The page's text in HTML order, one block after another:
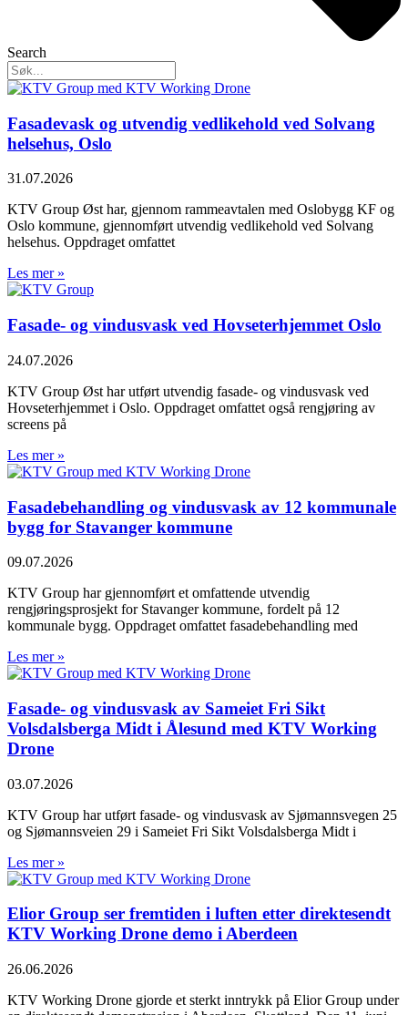
Search
Fasadevask og utvendig vedlikehold ved Solvang
helsehus, Oslo
31.07.2026
KTV Group Øst har, gjennom rammeavtalen med Oslobygg KF og
Oslo kommune, gjennomført utvendig vedlikehold ved Solvang
helsehus. Oppdraget omfattet
Les mer »
Fasade- og vindusvask ved Hovseterhjemmet Oslo
24.07.2026
KTV Group Øst har utført utvendig fasade- og vindusvask ved
Hovseterhjemmet i Oslo. Oppdraget omfattet også rengjøring av
screens på
Les mer »
Fasadebehandling og vindusvask av 12 kommunale
bygg for Stavanger kommune
09.07.2026
KTV Group har gjennomført et omfattende utvendig
rengjøringsprosjekt for Stavanger kommune, fordelt på 12
kommunale bygg. Oppdraget omfattet fasadebehandling med
Les mer »
Fasade- og vindusvask av Sameiet Fri Sikt
Volsdalsberga Midt i Ålesund med KTV Working
Drone
03.07.2026
KTV Group har utført fasade- og vindusvask av Sjømannsvegen 25
og Sjømannsveien 29 i Sameiet Fri Sikt Volsdalsberga Midt i
Les mer »
Elior Group ser fremtiden i luften etter direktesendt
KTV Working Drone demo i Aberdeen
26.06.2026
KTV Working Drone gjorde et sterkt inntrykk på Elior Group under